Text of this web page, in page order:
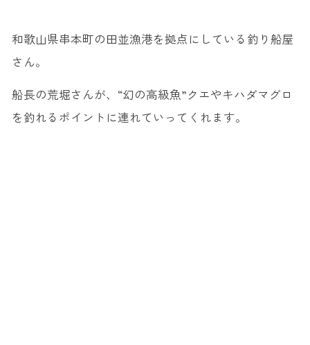
和歌山県串本町の田並漁港を拠点にしている釣り船屋
さん。
船長の荒堀さんが、“幻の高級魚”クエやキハダマグロ
を釣れるポイントに連れていってくれます。